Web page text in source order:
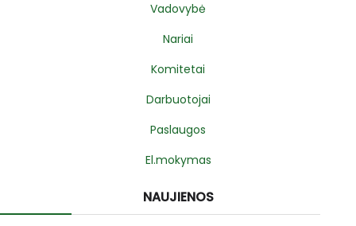
Vadovybė
Nariai
Komitetai
Darbuotojai
Paslaugos
El.mokymas
NAUJIENOS